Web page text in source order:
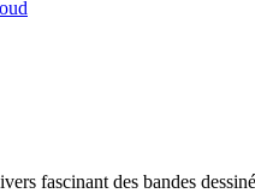
fascinant des bandes